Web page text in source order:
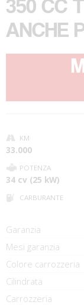
350 CC
ANCHE
KM
33.000
POTENZA
34 cv (25 kW)
CARBURANTE
Garanzia
Mesi garanzia
Colore carrozzeria
Cilindrata
Carrozzeria